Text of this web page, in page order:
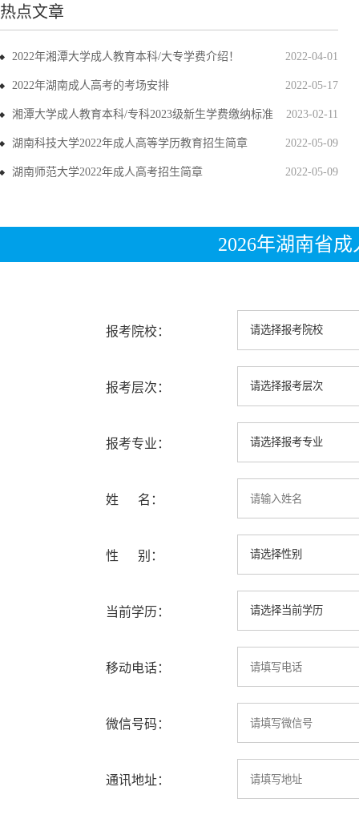
热点文章
2022-04-01
2022年湘潭大学成人教育本科/大专学费介绍！
2022-05-17
2022年湖南成人高考的考场安排
2023-02-11
湘潭大学成人教育本科/专科2023级新生学费缴纳标准
2022-05-09
湖南科技大学2022年成人高等学历教育招生简章
2022-05-09
湖南师范大学2022年成人高考招生简章
2026年湖南省
报考院校：
报考层次：
报考专业：
姓 名：
性 别：
当前学历：
移动电话：
微信号码：
通讯地址：